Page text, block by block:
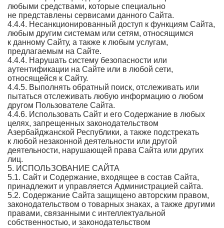
любыми средствами, которые специально
не представлены сервисами данного Сайта.
4.4.4. Несанкционированный доступ к функциям Сайта,
любым другим системам или сетям, относящимся
к данному Сайту, а также к любым услугам,
предлагаемым на Сайте.
4.4.4. Нарушать систему безопасности или
аутентификации на Сайте или в любой сети,
относящейся к Сайту.
4.4.5. Выполнять обратный поиск, отслеживать или
пытаться отслеживать любую информацию о любом
другом Пользователе Сайта.
4.4.6. Использовать Сайт и его Содержание в любых
целях, запрещенных законодательством
Азербайджанской Республики, а также подстрекать
к любой незаконной деятельности или другой
деятельности, нарушающей права Сайта или других
лиц.
5. ИСПОЛЬЗОВАНИЕ САЙТА
5.1. Сайт и Содержание, входящее в состав Сайта,
принадлежит и управляется Администрацией сайта.
5.2. Содержание Сайта защищено авторским правом,
законодательством о товарных знаках, а также другими
правами, связанными с интеллектуальной
собственностью, и законодательством